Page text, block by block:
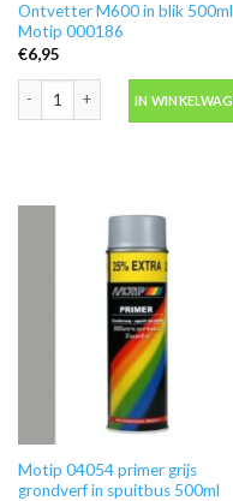
Ontvetter M600 in blik
Motip 000186
€6,95
IN
Motip 04054 primer grijs
grondverf in spuitbus 500ml